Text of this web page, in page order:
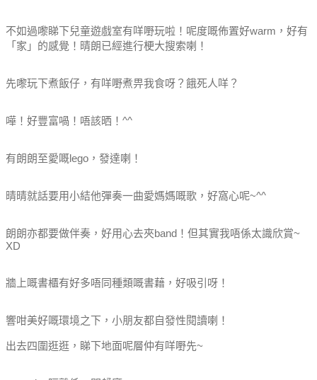
不如過嚟睇下兒童遊戲室有咩嘢玩啦！呢度嘅佈置好warm，好有
「家」的感覺！晴朗已經進行梗大搜索喇！
先嚟玩下煮飯仔，有咩嘢煮畀我食呀？餓死人咩？
嘩！好豐富喎！唔該晒！^^
有朗朗至愛嘅lego，發達喇！
晴晴就話要用小結他彈奏一曲愛媽媽嘅歌，好窩心呢~^^
朗朗亦都要做伴奏，好用心去夾band！但其實我唔係太識欣賞~
XD
牆上嘅書櫃有好多唔同種類嘅書藉，好吸引呀！
響咁美好嘅環境之下，小朋友都自發性閱讀喇！
出去四圍逛逛，睇下地面呢層仲有咩嘢先~